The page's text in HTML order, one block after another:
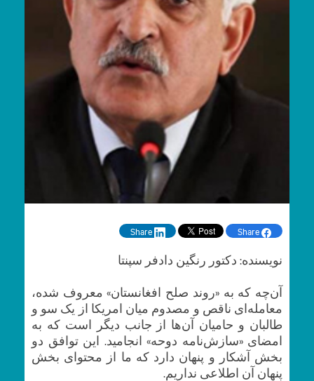
Share
Share
نویسنده: دکتور رنگین دادفر سپنتا
آن‌چه که به «روند صلح افغانستان» معروف شده،
معامله‌ای ناقص و مصدوم میان امریکا از یک سو و
طالبان و حامیان آن‌ها از جانب دیگر است که به
امضای «سازش‌نامه دوحه» انجامید. این توافق دو
بخش آشکار و پنهان دارد که ما از محتوای بخش
پنهان آن اطلاعی نداریم.